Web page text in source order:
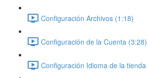
Configuración Archivos (1:18)
Configuración de la Cuenta (3:28)
Configuración Idioma de la tienda